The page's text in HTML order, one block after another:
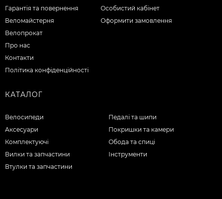
Гарантія та повернення
Веломайстерня
Велопрокат
Про нас
Контакти
Політика конфіденційності
Особистий кабінет
Оформити замовлення
КАТАЛОГ
Велосипеди
Аксесуари
Комплектуючі
Вилки та запчастини
Втулки та запчастини
Педалі та шипи
Покришки та камери
Обода та спиці
Інструменти